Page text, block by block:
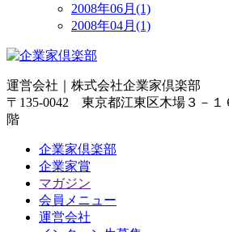
2008年06月(1)
2008年04月(1)
運営会社｜ 株式会社企業家倶楽部
〒135-0042 東京都江東区木場３－１
階
企業家倶楽部
企業家賞
マガジン
会員メニュー
運営会社